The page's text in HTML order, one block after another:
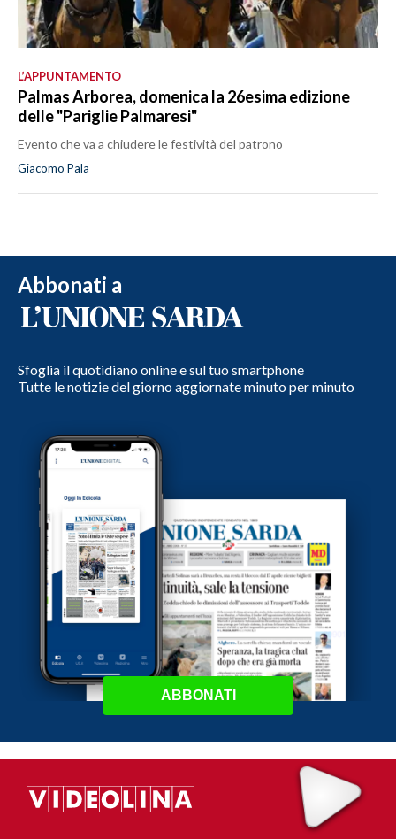
L’APPUNTAMENTO
Palmas Arborea, domenica la 26esima edizione
delle "Pariglie Palmaresi"
Evento che va a chiudere le festività del patrono
Giacomo Pala
Abbonati a
Sfoglia il quotidiano online e sul tuo smartphone
Tutte le notizie del giorno aggiornate minuto per minuto
ABBONATI